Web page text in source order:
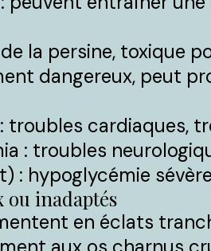
la persine, toxique
dangereux, peut
troubles cardiaques,
: troubles
: hypoglycémie
inadaptés
en éclats